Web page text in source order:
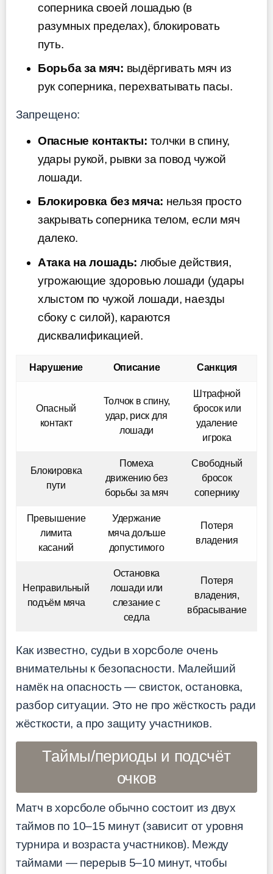
соперника своей лошадью (в
разумных пределах), блокировать
путь.
Борьба за мяч: выдёргивать мяч из
рук соперника, перехватывать пасы.
Запрещено:
Опасные контакты: толчки в спину,
удары рукой, рывки за повод чужой
лошади.
Блокировка без мяча: нельзя просто
закрывать соперника телом, если мяч
далеко.
Атака на лошадь: любые действия,
угрожающие здоровью лошади (удары
хлыстом по чужой лошади, наезды
сбоку с силой), караются
дисквалификацией.
Нарушение Описание Санкция
Опасный
контакт
Толчок в спину,
удар, риск для
лошади
Штрафной
бросок или
удаление
игрока
Блокировка
пути
Помеха
движению без
борьбы за мяч
Свободный
бросок
сопернику
Превышение
лимита
касаний
Удержание
мяча дольше
допустимого
Потеря
владения
Неправильный
подъём мяча
Остановка
лошади или
слезание с
седла
Потеря
владения,
вбрасывание
Как известно, судьи в хорсболе очень
внимательны к безопасности. Малейший
намёк на опасность — свисток, остановка,
разбор ситуации. Это не про жёсткость ради
жёсткости, а про защиту участников.
Таймы/периоды и подсчёт
очков
Матч в хорсболе обычно состоит из двух
таймов по 10–15 минут (зависит от уровня
турнира и возраста участников). Между
таймами — перерыв 5–10 минут, чтобы